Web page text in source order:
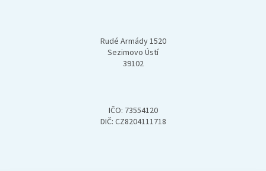
Rudé Armády 1520
Sezimovo Ústí
39102
IČO: 73554120
DIČ: CZ8204111718